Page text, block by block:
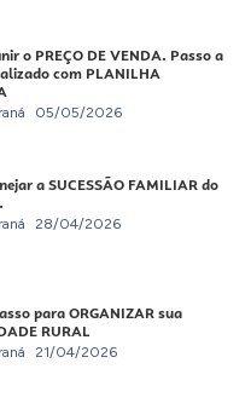
o PREÇO DE VENDA. Passo a
com PLANILHA
05/05/2026
a SUCESSÃO FAMILIAR do
28/04/2026
para ORGANIZAR sua
RURAL
21/04/2026